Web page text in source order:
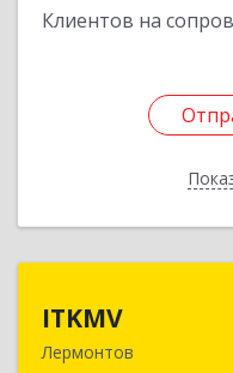
Клиентов на
ITKMV
Лермонтов